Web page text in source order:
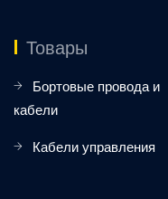
Товары
Бортовые провода и
кабели
Кабели управления